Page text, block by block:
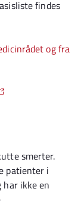
findes
og fra
smerter.
patienter i
har ikke en